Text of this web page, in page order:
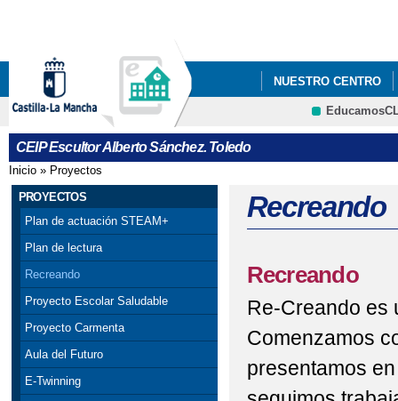
NUESTRO CENTRO
BLOG DEL CENTRO
PROCESO DE
CEIP Escultor Alberto Sánchez. Toledo
Se encuentra usted aquí
Inicio » Proyectos
PROYECTOS
Plan de actuación STEAM+
Plan de lectura
Recreando
Proyecto Escolar Saludable
Proyecto Carmenta
Aula del Futuro
E-Twinning
Recreando
Recreando
Re-Creando es
Comenzamos
presentamos